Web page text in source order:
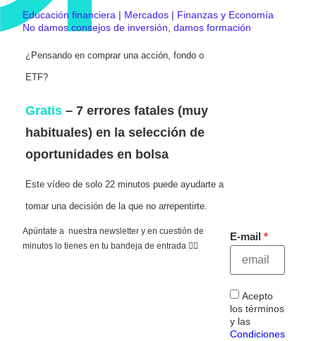
Educación financiera | Mercados | Finanzas y Economía
No damos consejos de inversión, damos formación
¿Pensando en comprar una acción, fondo o
ETF?
Gratis – 7 errores fatales (muy
habituales) en la selección de
oportunidades en bolsa
Este vídeo de solo 22 minutos puede ayudarte a
tomar una decisión de la que no arrepentirte.
Apúntate a nuestra newsletter y en cuestión de
minutos lo tienes en tu bandeja de entrada 👇🏻
E-mail
Acepto
los términos
y las
Condiciones